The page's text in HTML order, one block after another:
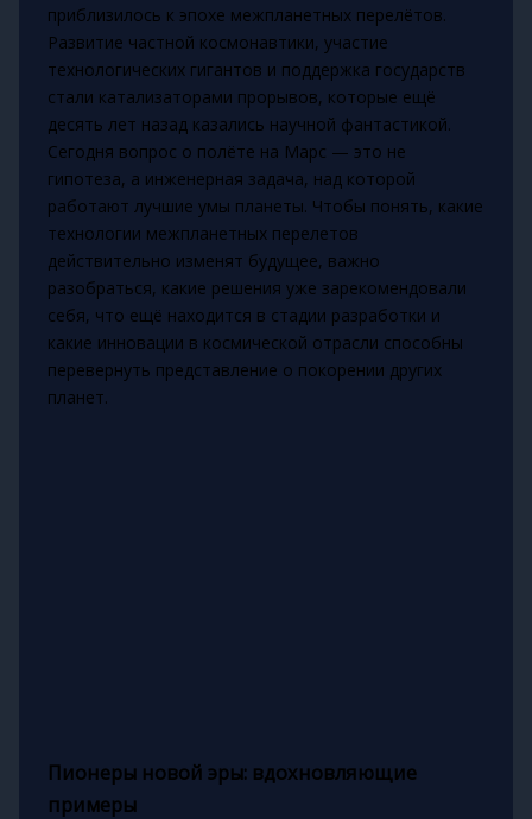
приблизилось к эпохе межпланетных перелётов.
Развитие частной космонавтики, участие
технологических гигантов и поддержка государств
стали катализаторами прорывов, которые ещё
десять лет назад казались научной фантастикой.
Сегодня вопрос о полёте на Марс — это не
гипотеза, а инженерная задача, над которой
работают лучшие умы планеты. Чтобы понять, какие
технологии межпланетных перелетов
действительно изменят будущее, важно
разобраться, какие решения уже зарекомендовали
себя, что ещё находится в стадии разработки и
какие инновации в космической отрасли способны
перевернуть представление о покорении других
планет.
Пионеры новой эры: вдохновляющие
примеры